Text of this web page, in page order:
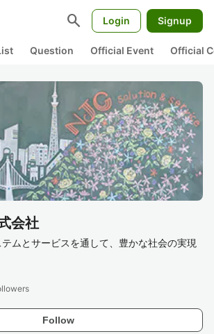
search Login Signup
Question Official Event Official
会社
ムとサービスを通して、豊かな社会の実現
Follow